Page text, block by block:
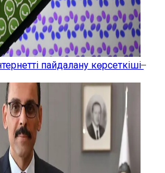
пайдалану көрсеткіші